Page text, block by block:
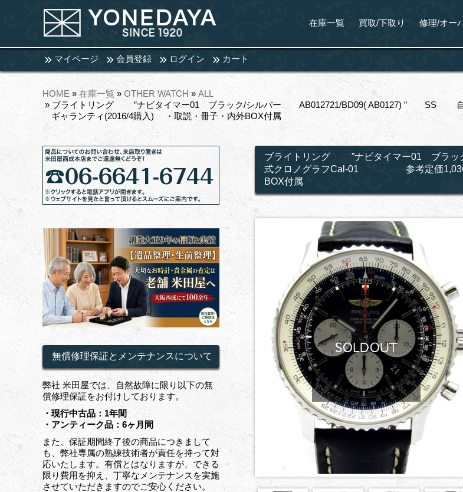
在庫一覧 買取/下取り 修理/オー
マイページ 会員登録 ログイン カート
HOME » 在庫一覧 » OTHER WATCH » ALL
» ブライトリング ”ナビタイマー01 ブラック/シルバー AB012721/BD09( AB0127) ”
ギャランティ(2016/4購入) ・取説・冊子・内外BOX付属
ブライトリング ”ナビタイマー01 ブラ
式クロノグラフCal-01 参考定価
BOX付属
無償修理保証とメンテナンスについて
弊社 米田屋では、自然故障に限り以下の無
償修理保証をお付けしております。
・現行中古品：1年間
・アンティーク品：6ヶ月間
また、保証期間終了後の商品につきまして
も、弊社専属の熟練技術者が責任を持って対
応いたします。有償とはなりますが、できる
限り費用を抑え、丁寧なメンテナンスを実施
させていただきますのでご安心ください。